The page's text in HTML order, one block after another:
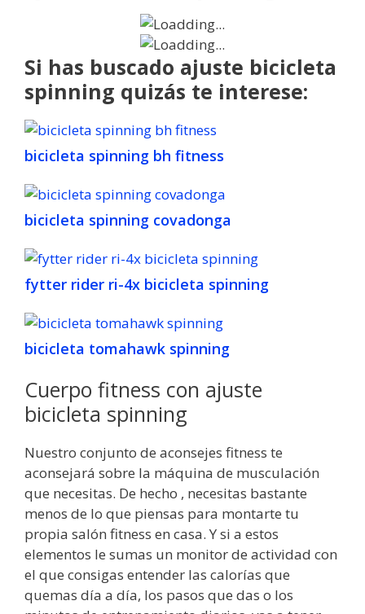
Si has buscado ajuste bicicleta
spinning quizás te interese:
bicicleta spinning bh fitness
bicicleta spinning covadonga
fytter rider ri-4x bicicleta spinning
bicicleta tomahawk spinning
Cuerpo fitness con ajuste
bicicleta spinning
Nuestro conjunto de aconsejes fitness te
aconsejará sobre la máquina de musculación
que necesitas. De hecho , necesitas bastante
menos de lo que piensas para montarte tu
propia salón fitness en casa. Y si a estos
elementos le sumas un monitor de actividad con
el que consigas entender las calorías que
quemas día a día, los pasos que das o los